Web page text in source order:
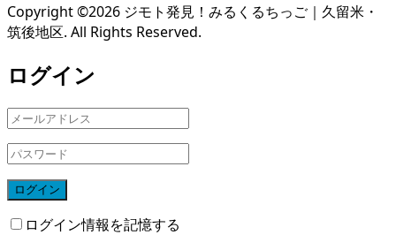
Copyright ©2026 ジモト発見！みるくるちっご｜久留米・
筑後地区. All Rights Reserved.
ログイン
ログイン
ログイン情報を記憶する